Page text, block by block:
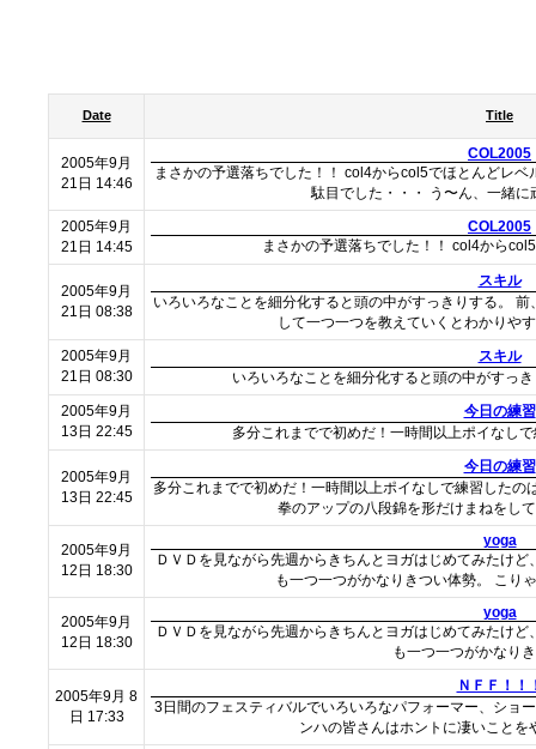
Date Title
2005年9月
21日 14:46
COL2005
まさかの予選落ちでした！！ col4からcol5でほとんどレ
駄目でした・・・ う〜ん、一緒
2005年9月
21日 14:45
COL2005
まさかの予選落ちでした！！ col4から
2005年9月
21日 08:38
スキル
いろいろなことを細分化すると頭の中がすっきりする。
して一つ一つを教えていくとわかりや
2005年9月
21日 08:30
スキル
いろいろなことを細分化すると頭の中がすっ
2005年9月
13日 22:45
今日の練習
多分これまでで初めだ！一時間以上ポイなし
2005年9月
13日 22:45
今日の練習
多分これまでで初めだ！一時間以上ポイなしで練習した
拳のアップの八段錦を形だけまねをし
2005年9月
12日 18:30
yoga
ＤＶＤを見ながら先週からきちんとヨガはじめてみたけ
も一つ一つがかなりきつい体勢。 こり
2005年9月
12日 18:30
yoga
ＤＶＤを見ながら先週からきちんとヨガはじめてみたけ
も一つ一つがかなり
2005年9月 8
日 17:33
ＮＦＦ！！
3日間のフェスティバルでいろいろなパフォーマー、ショ
ンハの皆さんはホントに凄いことを